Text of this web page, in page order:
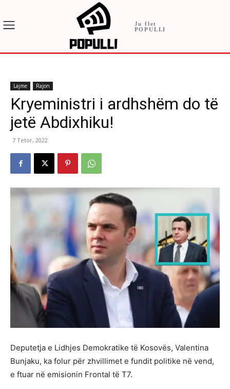
Ju flet
POPULLI
Lajme Rajon
Kryeministri i ardhshëm do të
jetë Abdixhiku!
7 Tetor, 2022
Deputetja e Lidhjes Demokratike të Kosovës, Valentina
Bunjaku, ka folur për zhvillimet e fundit politike në vend,
e ftuar në emisionin Frontal të T7.